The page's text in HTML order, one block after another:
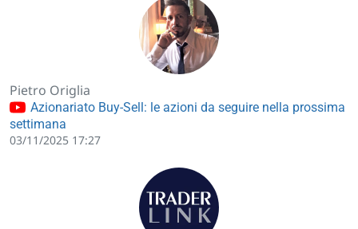
Pietro Origlia
Azionariato Buy-Sell: le azioni da seguire nella prossima
settimana
03/11/2025 17:27